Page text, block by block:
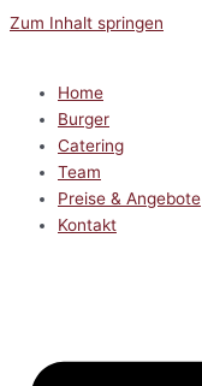
Zum Inhalt springen
Home
Burger
Catering
Team
Preise & Angebote
Kontakt